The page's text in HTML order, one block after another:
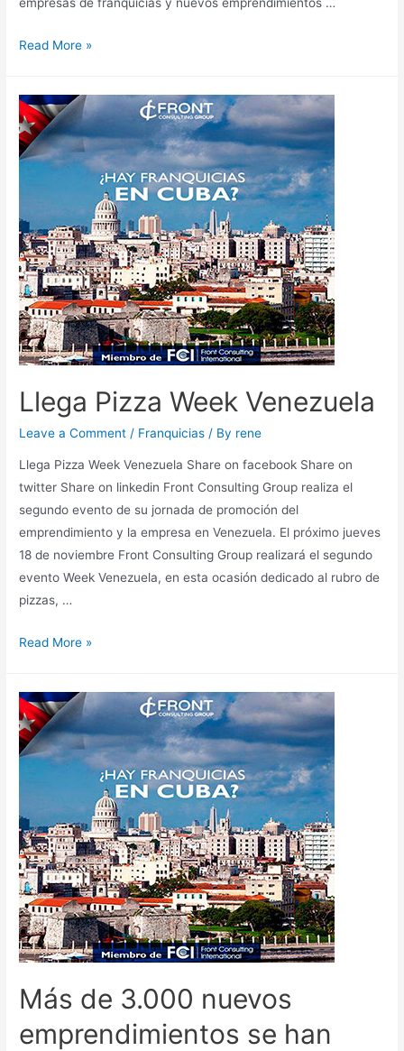
empresas de franquicias y nuevos emprendimientos …
Read More »
Llega Pizza Week Venezuela
Leave a Comment / Franquicias / By rene
Llega Pizza Week Venezuela Share on facebook Share on
twitter Share on linkedin Front Consulting Group realiza el
segundo evento de su jornada de promoción del
emprendimiento y la empresa en Venezuela. El próximo jueves
18 de noviembre Front Consulting Group realizará el segundo
evento Week Venezuela, en esta ocasión dedicado al rubro de
pizzas, …
Read More »
Más de 3.000 nuevos
emprendimientos se han